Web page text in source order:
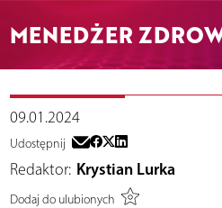
MENEDŻER
09.01.2024
Udostępnij
Redaktor: Krystian Lurka
Dodaj do ulubionych